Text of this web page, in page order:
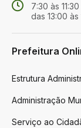
7:30 às
das 13:00
Prefeitura
Estrutura
Administração
Serviço ao